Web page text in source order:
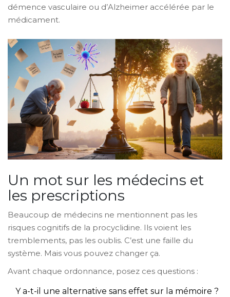
démence vasculaire ou d’Alzheimer accélérée par le
médicament.
Un mot sur les médecins et
les prescriptions
Beaucoup de médecins ne mentionnent pas les
risques cognitifs de la procyclidine. Ils voient les
tremblements, pas les oublis. C’est une faille du
système. Mais vous pouvez changer ça.
Avant chaque ordonnance, posez ces questions :
Y a-t-il une alternative sans effet sur la mémoire ?